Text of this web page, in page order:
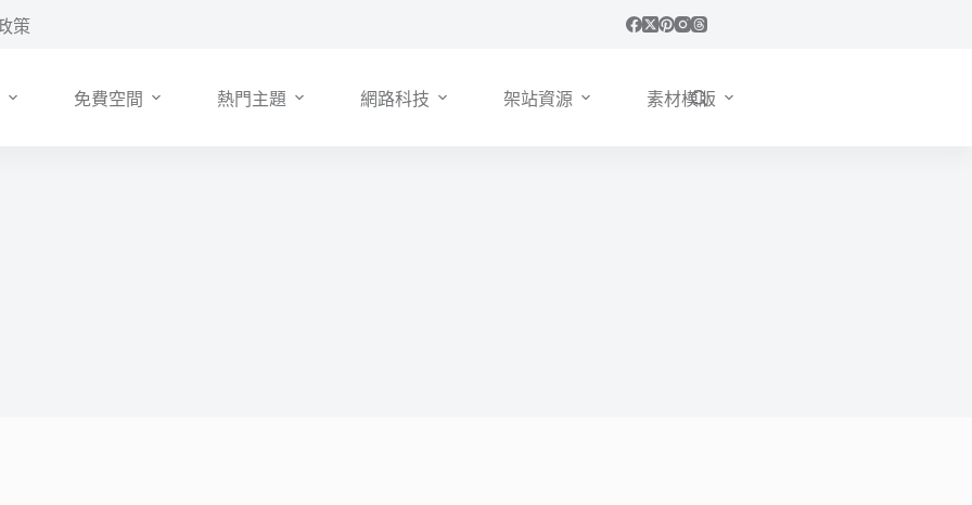
策
免費空間 熱門主題 網路科技 架站資源 素材模版